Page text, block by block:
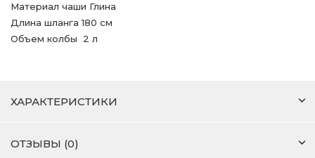
Материал чаши Глина
Длина шланга 180 см
Объем колбы 2 л
ХАРАКТЕРИСТИКИ
ОТЗЫВЫ (0)